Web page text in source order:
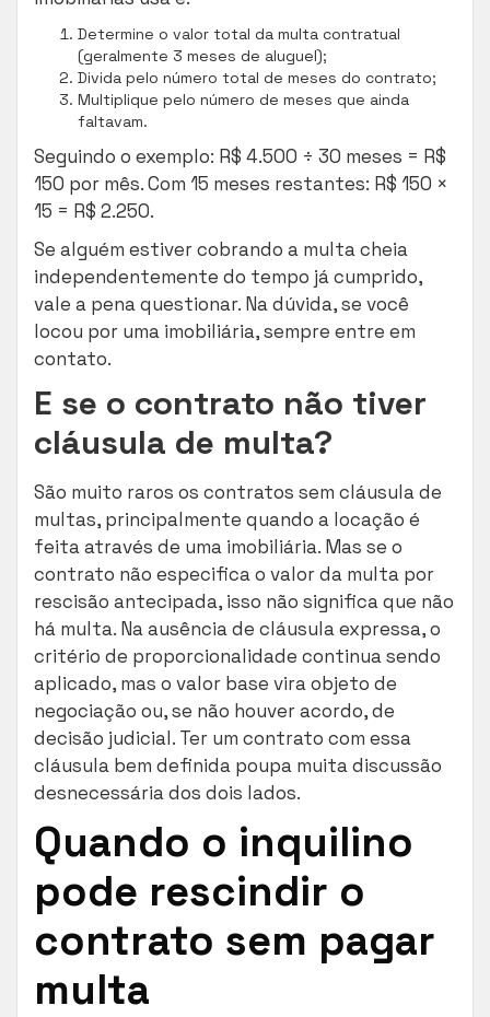
Determine o valor total da multa contratual
(geralmente 3 meses de aluguel);
Divida pelo número total de meses do contrato;
Multiplique pelo número de meses que ainda
faltavam.
Seguindo o exemplo: R$ 4.500 ÷ 30 meses = R$
150 por mês. Com 15 meses restantes: R$ 150 ×
15 = R$ 2.250.
Se alguém estiver cobrando a multa cheia
independentemente do tempo já cumprido,
vale a pena questionar. Na dúvida, se você
locou por uma imobiliária, sempre entre em
contato.
E se o contrato não tiver
cláusula de multa?
São muito raros os contratos sem cláusula de
multas, principalmente quando a locação é
feita através de uma imobiliária. Mas se o
contrato não especifica o valor da multa por
rescisão antecipada, isso não significa que não
há multa. Na ausência de cláusula expressa, o
critério de proporcionalidade continua sendo
aplicado, mas o valor base vira objeto de
negociação ou, se não houver acordo, de
decisão judicial. Ter um contrato com essa
cláusula bem definida poupa muita discussão
desnecessária dos dois lados.
Quando o inquilino
pode rescindir o
contrato sem pagar
multa